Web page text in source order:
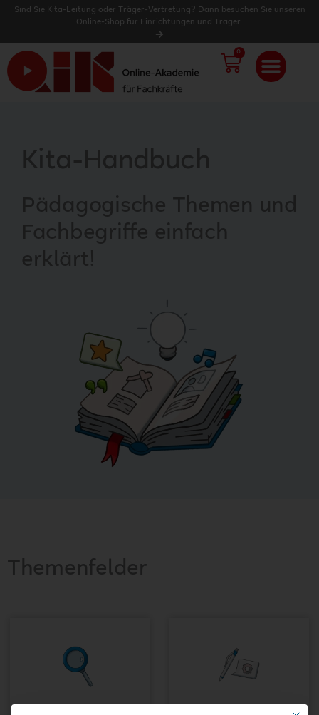
Sind Sie Kita-Leitung oder Träger-Vertretung? Dann besuchen Sie unseren
Online-Shop für Einrichtungen und Träger.
0
Kita-Handbuch
Pädagogische Themen und
Fachbegriffe einfach
erklärt!
Themenfelder